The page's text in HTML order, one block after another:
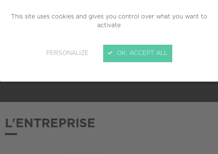
This site uses cookies and gives you control over what you want to
activate
PERSONALIZE OK, ACCEPT ALL
TAILLE
ADHÉSION AU CREPI
L'ENTREPRISE